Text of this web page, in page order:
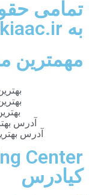
تمامی
به kiaac.irمی باشد
مهمترین
آدرس
آدرس
کیادرس